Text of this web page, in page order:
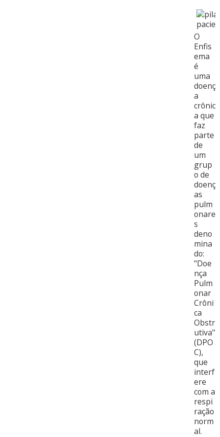
O
Enfis
ema
é
uma
doenç
a
crônic
a que
faz
parte
de
um
grup
o de
doenç
as
pulm
onare
s
deno
mina
do:
"Doe
nça
Pulm
onar
Crôni
ca
Obstr
utiva"
(DPO
C),
que
interf
ere
com a
respi
ração
norm
al.